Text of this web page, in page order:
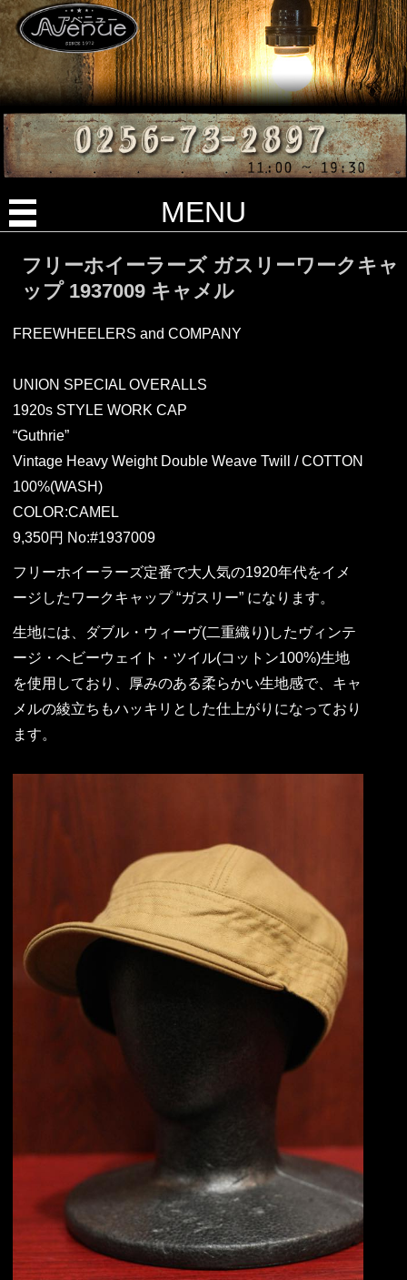
MENU
フリーホイーラーズ ガスリーワークキャ
ップ 1937009 キャメル
FREEWHEELERS and COMPANY
UNION SPECIAL OVERALLS
1920s STYLE WORK CAP
“Guthrie”
Vintage Heavy Weight Double Weave Twill / COTTON
100%(WASH)
COLOR:CAMEL
9,350円 No:#1937009
フリーホイーラーズ定番で大人気の1920年代をイメ
ージしたワークキャップ “ガスリー” になります。
生地には、ダブル・ウィーヴ(二重織り)したヴィンテ
ージ・ヘビーウェイト・ツイル(コットン100%)生地
を使用しており、厚みのある柔らかい生地感で、キャ
メルの綾立ちもハッキリとした仕上がりになっており
ます。